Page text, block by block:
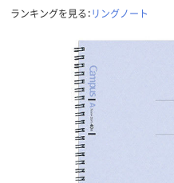
ランキングを見る：リングノート